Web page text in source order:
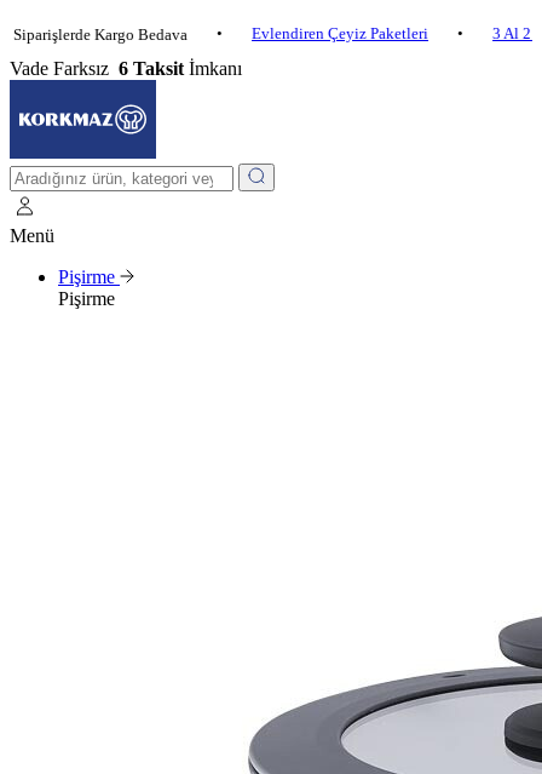
Kargo Bedava • Evlendiren Çeyiz Paketleri • 3 Al 2 Öde
Vade Farksız 6 Taksit İmkanı
Menü
Pişirme
Pişirme